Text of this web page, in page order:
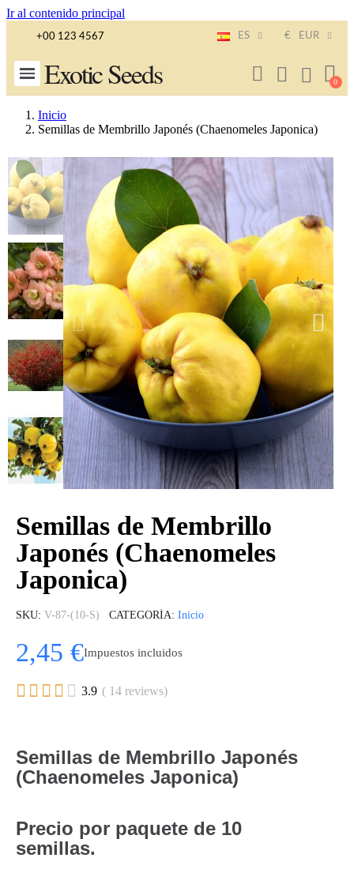
Ir al contenido principal
+00 123 4567 ES € EUR
Exotic Seeds
Inicio
Semillas de Membrillo Japonés (Chaenomeles Japonica)
Semillas de Membrillo
Japonés (Chaenomeles
Japonica)
SKU V-87-(10-S) CATEGORÍA Inicio
2,45 €Impuestos incluidos
     3.9 ( 14 reviews)
Semillas de Membrillo Japonés
(Chaenomeles Japonica)
Precio por paquete de 10
semillas.